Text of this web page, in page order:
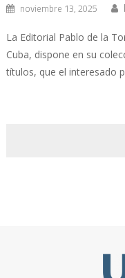
noviembre 13, 2025
La Editorial Pablo de la
Cuba, dispone en su
títulos, que el interesado